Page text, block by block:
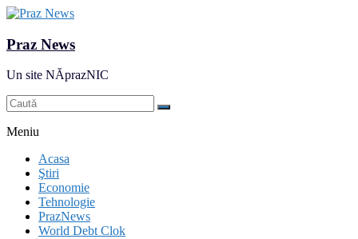
Praz News
Un site NĂprazNIC
Meniu
Acasa
Ştiri
Economie
Tehnologie
PrazNews
World Debt Clok